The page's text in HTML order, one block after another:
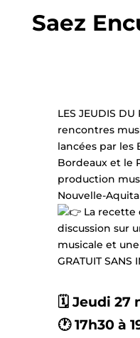
Saez
LES JEUDIS
rencontres
lancées par les
Bordeaux et le
production
Nouvelle-
La recette
discussion sur
musicale et
GRATUIT SANS
🗓️ Jeudi 27
🕐 17h30 à